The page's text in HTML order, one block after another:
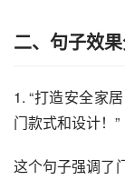
二、句子效
1. “打造安全家
门款式和设计！”
这个句子强调了